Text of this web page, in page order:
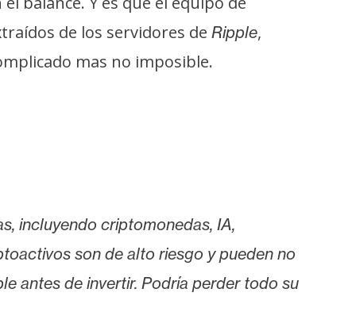
de los servidores de Ripple,
mas no imposible.
incluyendo criptomonedas, IA,
son de alto riesgo y pueden no
antes de invertir. Podría perder todo su